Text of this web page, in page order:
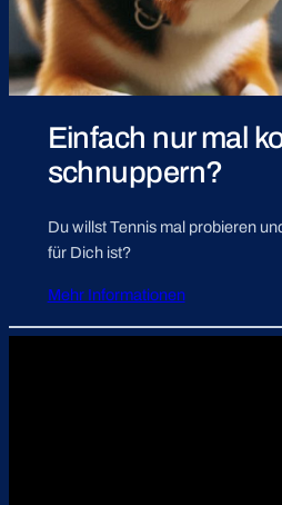
Einfach nur mal
schnuppern?
Du willst Tennis mal probieren
für Dich ist?
Mehr Informationen